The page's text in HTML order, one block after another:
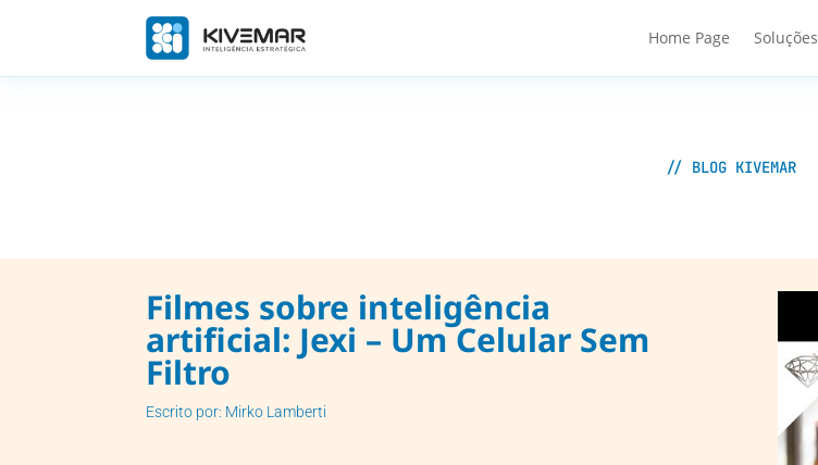
Home Page Soluções
// BLOG KIVEMAR
Filmes sobre inteligência
artificial: Jexi – Um Celular Sem
Filtro
Escrito por: Mirko Lamberti